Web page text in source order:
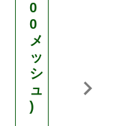
0
0
メ
ッ
シ
ュ
)
k